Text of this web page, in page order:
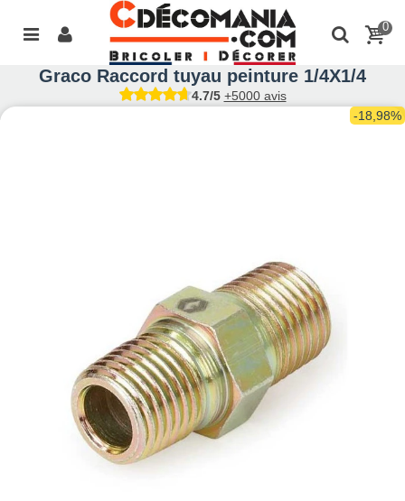
0
Graco Raccord tuyau peinture 1/4X1/4
4.7/5 +5000 avis
-18,98%